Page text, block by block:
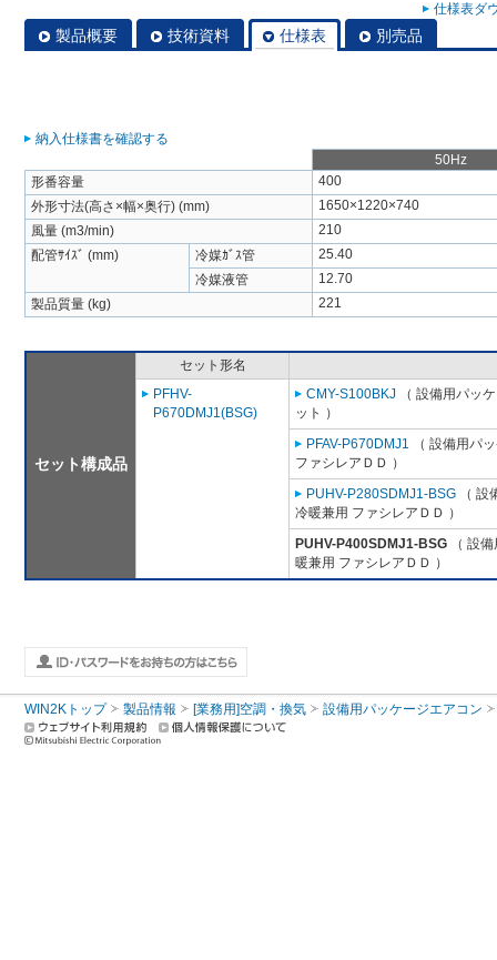
仕様表ダ
製品概要 技術資料 仕様表 別売品
納入仕様書を確認する
50Hz
形番容量
400
外形寸法(高さ×幅×奥行) (mm)
1650×1220×740
風量 (m3/min)
210
配管ｻｲｽﾞ (mm)
冷媒ｶﾞｽ管
25.40
冷媒液管
12.70
製品質量 (kg)
221
セット構成品
セット形名
PFHV-
P670DMJ1(BSG)
CMY-S100BKJ （ 設備用パッ
ット ）
PFAV-P670DMJ1 （ 設備用パ
ファシレアＤＤ ）
PUHV-P280SDMJ1-BSG （ 設
冷暖兼用 ファシレアＤＤ ）
PUHV-P400SDMJ1-BSG （ 設
暖兼用 ファシレアＤＤ ）
WIN2Kトップ 製品情報 [業務用]空調・換気 設備用パッケージエアコン